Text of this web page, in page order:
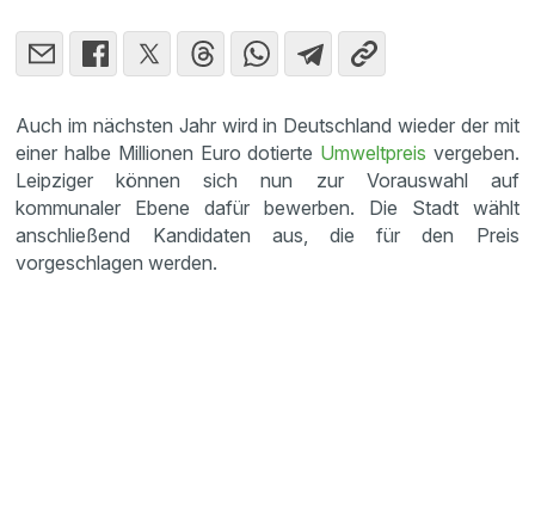
Auch im nächsten Jahr wird in Deutschland wieder der mit
einer halbe Millionen Euro dotierte Umweltpreis vergeben.
Leipziger können sich nun zur Vorauswahl auf
kommunaler Ebene dafür bewerben. Die Stadt wählt
anschließend Kandidaten aus, die für den Preis
vorgeschlagen werden.